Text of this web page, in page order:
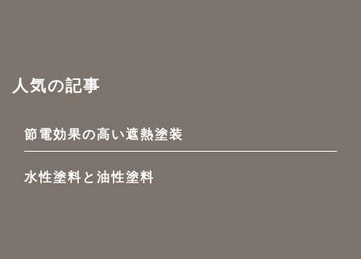
人気の記事
節電効果の高い遮熱塗装
水性塗料と油性塗料